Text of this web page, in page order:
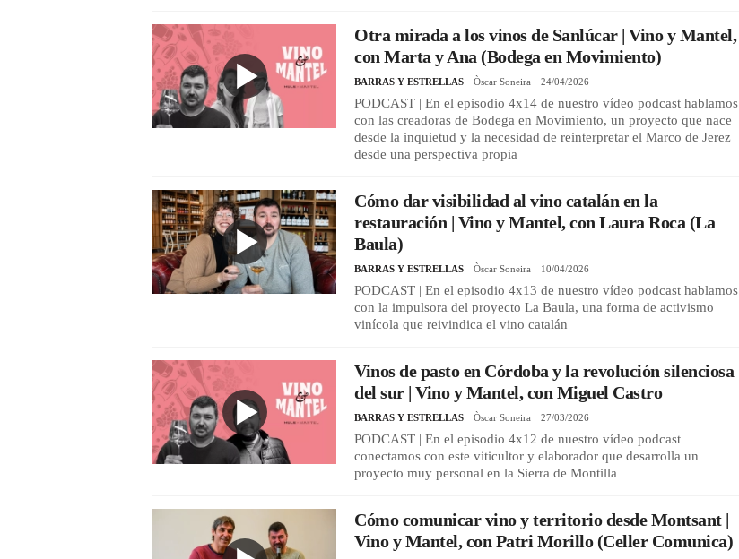
Otra mirada a los vinos de Sanlúcar | Vino y Mantel,
con Marta y Ana (Bodega en Movimiento)
BARRAS Y ESTRELLAS Òscar Soneira 24/04/2026
PODCAST | En el episodio 4x14 de nuestro vídeo podcast hablamos
con las creadoras de Bodega en Movimiento, un proyecto que nace
desde la inquietud y la necesidad de reinterpretar el Marco de Jerez
desde una perspectiva propia
Cómo dar visibilidad al vino catalán en la
restauración | Vino y Mantel, con Laura Roca (La
Baula)
BARRAS Y ESTRELLAS Òscar Soneira 10/04/2026
PODCAST | En el episodio 4x13 de nuestro vídeo podcast hablamos
con la impulsora del proyecto La Baula, una forma de activismo
vinícola que reivindica el vino catalán
Vinos de pasto en Córdoba y la revolución silenciosa
del sur | Vino y Mantel, con Miguel Castro
BARRAS Y ESTRELLAS Òscar Soneira 27/03/2026
PODCAST | En el episodio 4x12 de nuestro vídeo podcast
conectamos con este viticultor y elaborador que desarrolla un
proyecto muy personal en la Sierra de Montilla
Cómo comunicar vino y territorio desde Montsant |
Vino y Mantel, con Patri Morillo (Celler Comunica)